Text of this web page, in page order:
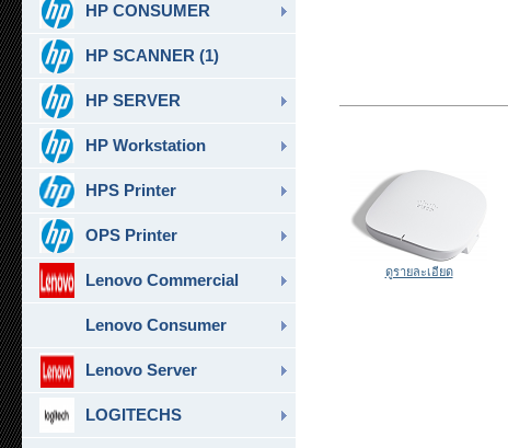
ดูรายละเอียด
HP CONSUMER
HP SCANNER (1)
HP SERVER
HP Workstation
HPS Printer
OPS Printer
Lenovo Commercial
Lenovo Consumer
Lenovo Server
LOGITECHS